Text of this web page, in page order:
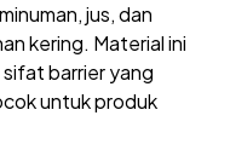
jus, dan
kering. Material ini
sifat barrier yang
untuk produk